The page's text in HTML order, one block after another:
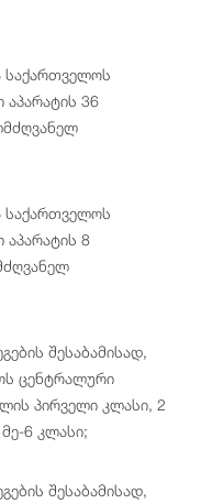
საქართველოს
36
საქართველოს
8
შესაბამისად,
ცენტრალური
პირველი კლასი, 2
6 კლასი;
შესაბამისად,